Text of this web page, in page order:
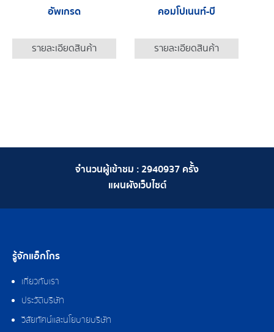
อัพเกรด
รายละเอียดสินค้า
คอมโปเนนท์-บี
รายละเอียดสินค้า
จำนวนผู้เข้าชม :2940937 ครั้ง
แผนผังเว็บไซต์
รู้จักแอ็กโกร
เกี่ยวกับเรา
ประวัติบริษัท
วิสัยทัศน์และนโยบายบริษัท